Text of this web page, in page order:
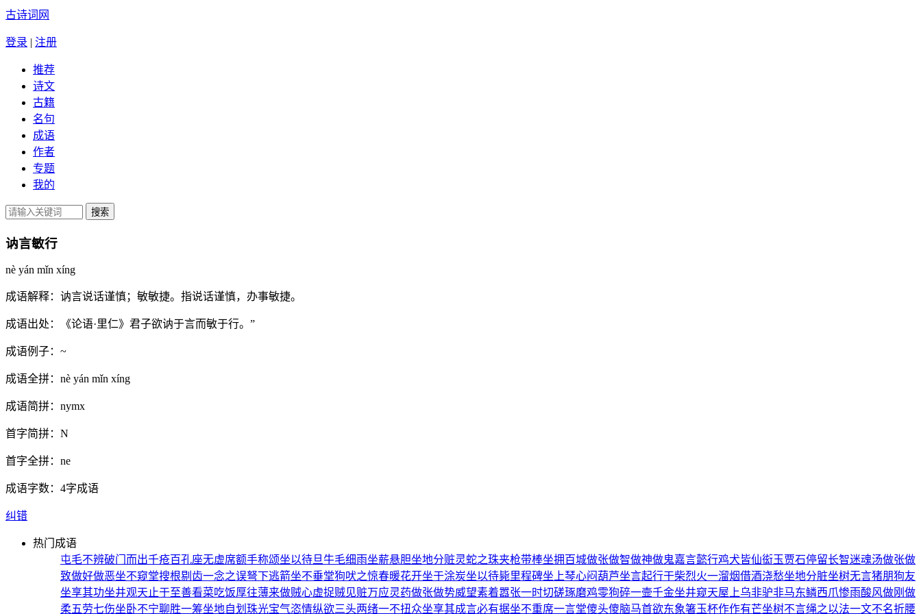
古诗词网
登录 | 注册
推荐
诗文
古籍
名句
成语
作者
专题
我的
讷言敏行
nè yán mǐn xíng
成语解释： 讷言说话谨慎；敏敏捷。指说话谨慎，办事敏捷。
成语出处： 《论语·里仁》君子欲讷于言而敏于行。”
成语例子： ~
成语全拼： nè yán mǐn xíng
成语简拼： nymx
首字简拼： N
首字全拼： ne
成语字数： 4字成语
纠错
热门成语
屯毛不辨破门而出千疮百孔座无虚席额手称颂坐以待旦牛毛细雨坐薪悬胆坐地分赃灵蛇之珠夹枪带棒坐拥百城做张做智做神做鬼嘉言懿行鸡犬皆仙衒玉贾石停留长智迷魂汤做张做
致做好做恶坐不窥堂搜根剔齿一念之误弩下逃箭坐不垂堂狗吠之惊春暖花开坐于涂炭坐以待毙里程碑坐上琴心闷葫芦坐言起行干柴烈火一溜烟借酒浇愁坐地分脏坐树无言猪朋狗友
坐享其功坐井观天止于至善看菜吃饭厚往薄来做贼心虚捉贼见赃万应灵药做张做势威望素着嚣张一时切磋琢磨鸡零狗碎一壸千金坐井窥天屋上乌非驴非马东鳞西爪惨雨酸风做刚做
柔五劳七伤坐卧不宁聊胜一筹坐地自划 珠光宝气恣情纵欲三头两绪一不扭众坐享其成言必有据坐不重席一言堂傻头傻脑马首欲东象箸玉杯作作有芒坐树不言绳之以法一文不名折腰